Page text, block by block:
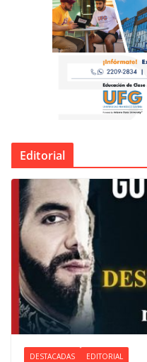
Editorial
DESTACADAS EDITORIAL